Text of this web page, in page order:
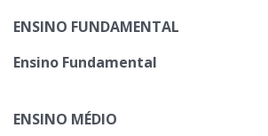
ENSINO FUNDAMENTAL
Ensino Fundamental
ENSINO MÉDIO